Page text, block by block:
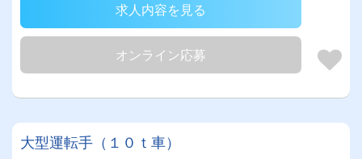
求人内容を見る
オンライン応募
大型運転手（１０ｔ車）